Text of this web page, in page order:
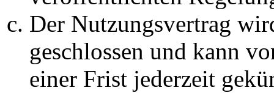
Der Nutzungsvertrag
geschlossen und kann
einer Frist jederzeit